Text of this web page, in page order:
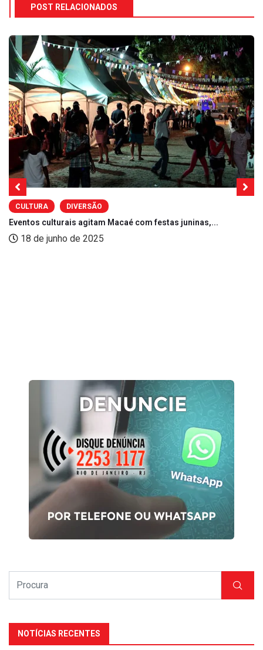
POST RELACIONADOS
CULTURA DIVERSÃO
Eventos culturais agitam Macaé com festas juninas,...
18 de junho de 2025
NOTÍCIAS RECENTES